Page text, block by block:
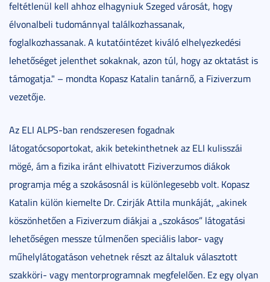
feltétlenül kell ahhoz elhagyniuk Szeged városát, hogy
élvonalbeli tudománnyal találkozhassanak,
foglalkozhassanak. A kutatóintézet kiváló elhelyezkedési
lehetőséget jelenthet sokaknak, azon túl, hogy az oktatást is
támogatja." – mondta Kopasz Katalin tanárnő, a Fiziverzum
vezetője.
Az ELI ALPS-ban rendszeresen fogadnak
látogatócsoportokat, akik betekinthetnek az ELI kulisszái
mögé, ám a fizika iránt elhivatott Fiziverzumos diákok
programja még a szokásosnál is különlegesebb volt. Kopasz
Katalin külön kiemelte Dr. Czirják Attila munkáját, „akinek
köszönhetően a Fiziverzum diákjai a „szokásos” látogatási
lehetőségen messze túlmenően speciális labor- vagy
műhelylátogatáson vehetnek részt az általuk választott
szakköri- vagy mentorprogramnak megfelelően. Ez egy olyan